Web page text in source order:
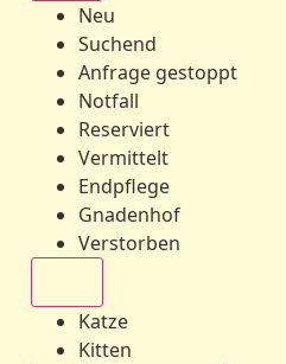
Neu
Suchend
Anfrage gestoppt
Notfall
Reserviert
Vermittelt
Endpflege
Gnadenhof
Verstorben
Katze
Kitten